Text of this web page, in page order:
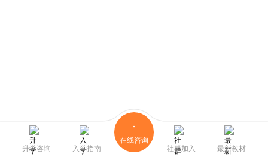
升学咨询 入学指南
在线咨询
社群加入
最新教材